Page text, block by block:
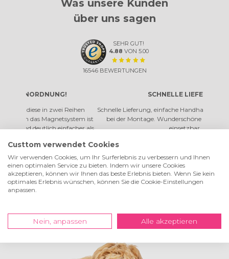
Was unsere Kunden
über uns sagen
SEHR GUT!
4.88 VON 5.00
16546 BEWERTUNGEN
ist
als
SCHNELLE LIEFERUNG
Schnelle Lieferung, einfache Handhabung und null Problem
bei der Montage. Wunderschöne Drucke und vielseitig
einsetzbar.
weiterlesen
Custtom verwendet Cookies
Wir verwenden Cookies, um Ihr Surferlebnis zu verbessern und Ihnen
einen optimalen Service zu bieten. Indem wir unsere Cookies
akzeptieren, können wir Ihnen das beste Erlebnis bieten. Wenn Sie kein
optimales Erlebnis wünschen, können Sie die Cookie-Einstellungen
anpassen.
Nein, anpassen Alle akzeptieren